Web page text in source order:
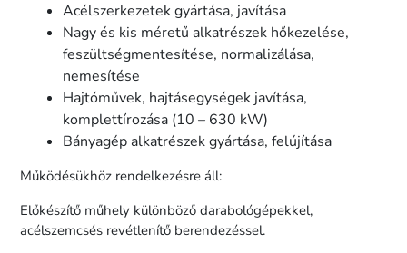
Acélszerkezetek gyártása, javítása
Nagy és kis méretű alkatrészek hőkezelése,
feszültségmentesítése, normalizálása,
nemesítése
Hajtóművek, hajtásegységek javítása,
komplettírozása (10 – 630 kW)
Bányagép alkatrészek gyártása, felújítása
Működésükhöz rendelkezésre áll:
Előkészítő műhely különböző darabológépekkel,
acélszemcsés revétlenítő berendezéssel.